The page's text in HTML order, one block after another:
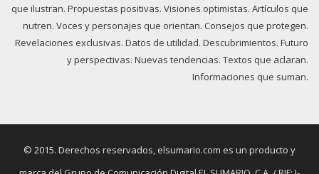
que ilustran. Propuestas positivas. Visiones optimistas. Artículos que
nutren. Voces y personajes que orientan. Consejos que protegen.
Revelaciones exclusivas. Datos de utilidad. Descubrimientos. Futuro
y perspectivas. Nuevas tendencias. Textos que aclaran.
Informaciones que suman.
© 2015. Derechos reservados, elsumario.com es un producto y